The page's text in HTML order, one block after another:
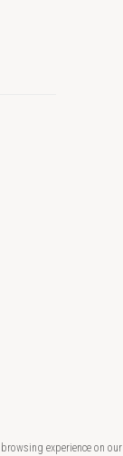
experience on our